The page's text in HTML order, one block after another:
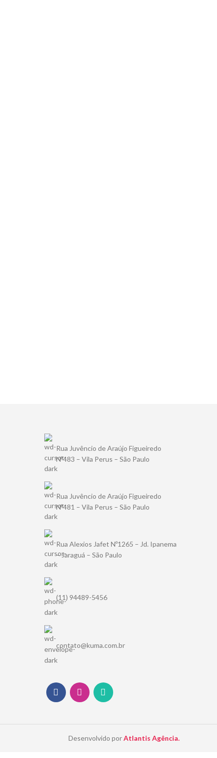
Rua Juvêncio de Araújo Figueiredo
Nº483 – Vila Perus – São Paulo
Rua Juvêncio de Araújo Figueiredo
Nº481 – Vila Perus – São Paulo
Rua Alexios Jafet Nº1265 – Jd. Ipanema
– Jaraguá – São Paulo
(11) 94489-5456
contato@kuma.com.br
Desenvolvido porAtlantis Agência.